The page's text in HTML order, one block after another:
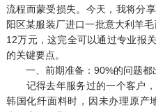
流程而蒙受损失。今天，我将分
阳区某服装厂进口一批意大利羊
12万元，这完全可以通过专业报
的关键要点。
一、前期准备：90%的问题都
记得去年服务过的一个客户，
韩国化纤面料时，因未办理原产